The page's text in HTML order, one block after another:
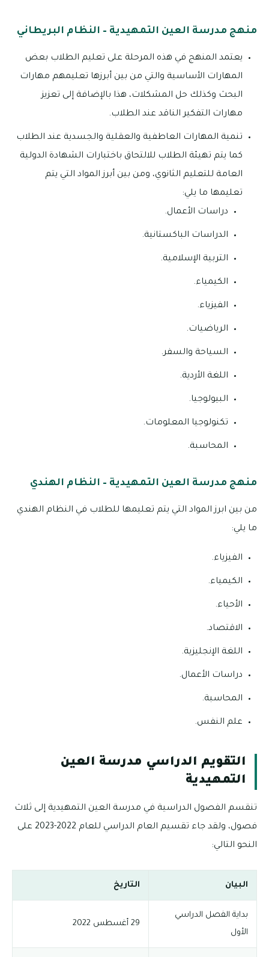
منهج مدرسة العين التمهيدية – النظام البريطاني
يعتمد المنهج في هذه المرحلة على تعليم الطلاب بعض
المهارات الأساسية والتي من بين أبرزها تعليمهم مهارات
البحث وكذلك حل المشكلات، هذا بالإضافة إلى تعزيز
مهارات التفكير الناقد عند الطلاب.
تنمية المهارات العاطفية والعقلية والجسدية عند الطلاب
كما يتم تهيئة الطلاب للالتحاق باختبارات الشهادة الدولية
العامة للتعليم الثانوي، ومن بين أبرز المواد التي يتم
تعليمها ما يلي:
دراسات الأعمال.
الدراسات الباكستانية.
التربية الإسلامية.
الكيمياء.
الفيزياء.
الرياضيات.
السياحة والسفر.
اللغة الأردية.
البيولوجيا.
تكنولوجيا المعلومات.
المحاسبة.
منهج مدرسة العين التمهيدية – النظام الهندي
من بين ابرز المواد التي يتم تعليمها للطلاب في النظام الهندي
ما يلي:
الفيزياء.
الكيمياء.
الأحياء.
الاقتصاد.
اللغة الإنجليزية.
دراسات الأعمال.
المحاسبة.
علم النفس.
التقويم الدراسي مدرسة العين
التمهيدية
تنقسم الفصول الدراسية في مدرسة العين التمهيدية إلى ثلاث
فصول، ولقد جاء تقسيم العام الدراسي للعام 2022-2023 على
النحو التالي:
البيان التاريخ
بداية الفصل الدراسي
الأول
29 أغسطس 2022